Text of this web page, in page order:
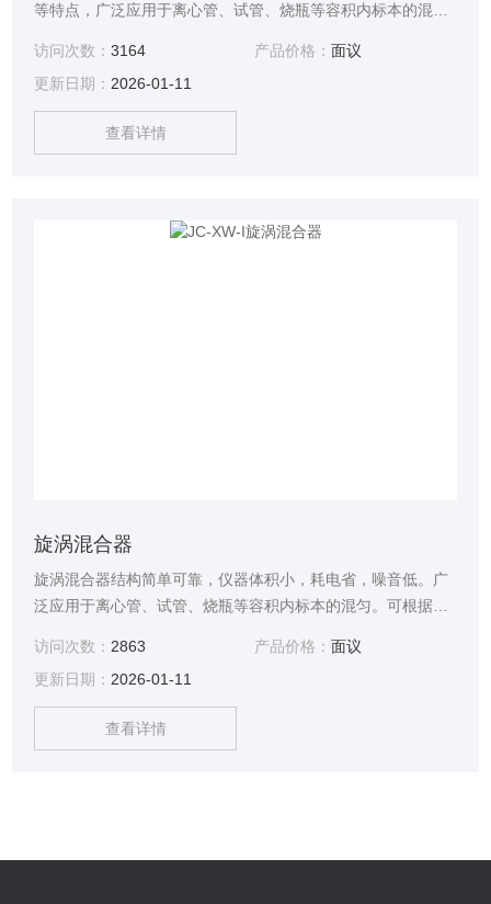
等特点，广泛应用于离心管、试管、烧瓶等容积内标本的混
样品杯等）混匀且不破坏血细胞，比手工操作更科学方便，也
可以用于其它容器内液体的混匀。
访问次数：3164 产品价格： 面议
更新日期：2026-01-11
查看详情
旋涡混合器
旋涡混合器结构简单可靠，仪器体积小，耗电省，噪音低。广
泛应用于离心管、试管、烧瓶等容积内标本的混匀。可根据操
访问次数：2863 产品价格： 面议
更新日期：2026-01-11
查看详情